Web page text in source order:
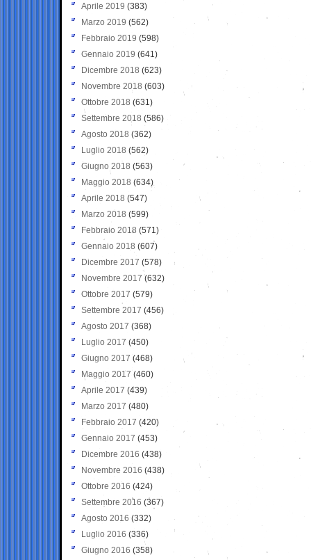
Aprile 2019 (383)
Marzo 2019 (562)
Febbraio 2019 (598)
Gennaio 2019 (641)
Dicembre 2018 (623)
Novembre 2018 (603)
Ottobre 2018 (631)
Settembre 2018 (586)
Agosto 2018 (362)
Luglio 2018 (562)
Giugno 2018 (563)
Maggio 2018 (634)
Aprile 2018 (547)
Marzo 2018 (599)
Febbraio 2018 (571)
Gennaio 2018 (607)
Dicembre 2017 (578)
Novembre 2017 (632)
Ottobre 2017 (579)
Settembre 2017 (456)
Agosto 2017 (368)
Luglio 2017 (450)
Giugno 2017 (468)
Maggio 2017 (460)
Aprile 2017 (439)
Marzo 2017 (480)
Febbraio 2017 (420)
Gennaio 2017 (453)
Dicembre 2016 (438)
Novembre 2016 (438)
Ottobre 2016 (424)
Settembre 2016 (367)
Agosto 2016 (332)
Luglio 2016 (336)
Giugno 2016 (358)